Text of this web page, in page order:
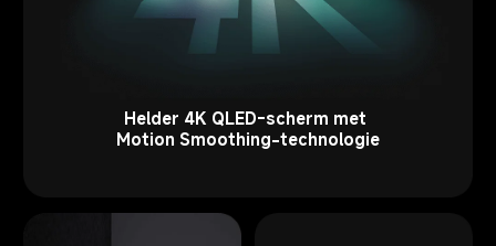
Helder 4K QLED-scherm met
Motion Smoothing-technologie